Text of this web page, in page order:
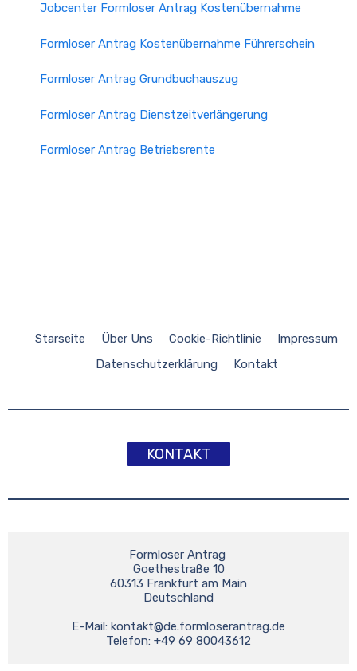
Jobcenter Formloser Antrag Kostenübernahme
Formloser Antrag Kostenübernahme Führerschein
Formloser Antrag Grundbuchauszug
Formloser Antrag Dienstzeitverlängerung
Formloser Antrag Betriebsrente
Starseite Über Uns Cookie-Richtlinie
Impressum
Datenschutzerklärung
Kontakt
KONTAKT
Formloser Antrag
Goethestraße 10
60313 Frankfurt am Main
Deutschland
E-Mail: kontakt@de.formloserantrag.de
Telefon: +49 69 80043612